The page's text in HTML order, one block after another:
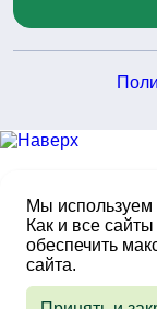
Мы используем
Как и все
обеспечить
сайта.